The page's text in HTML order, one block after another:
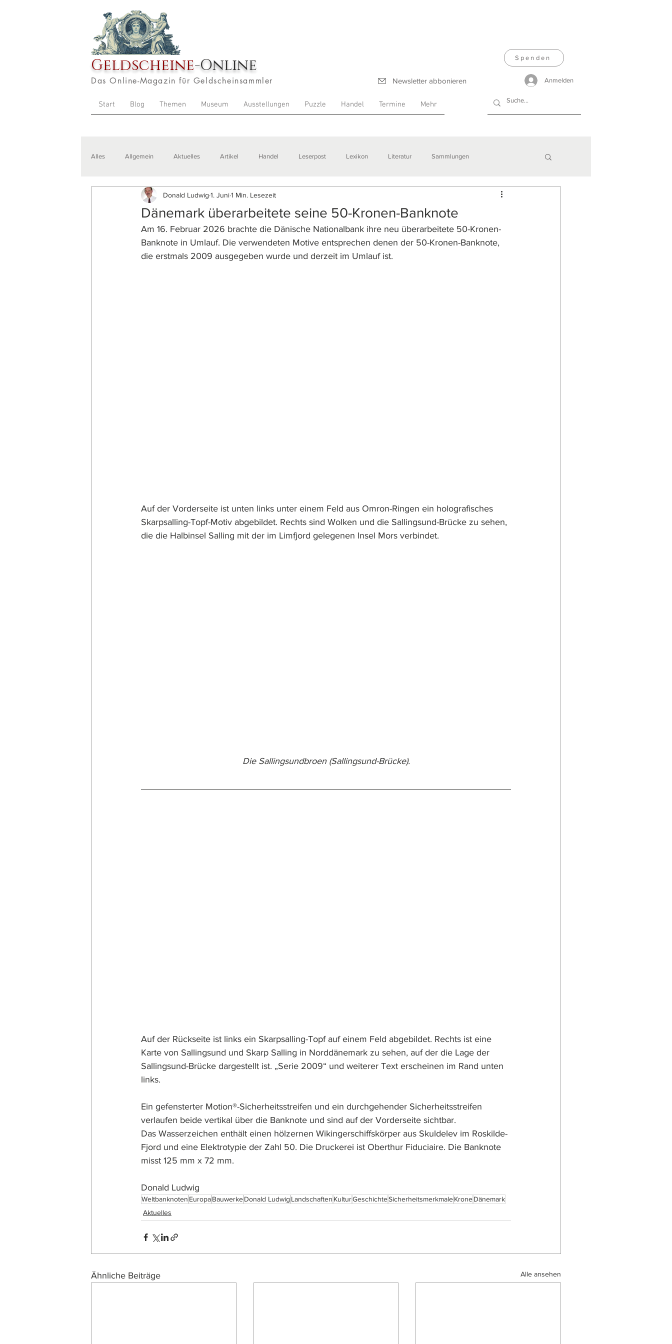
Geldscheine-Online
Das Online-Magazin für Geldscheinsammler Newsletter abbonieren
Start Blog Themen Museum Ausstellungen Puzzle Handel Termine Mehr
Spenden
Anmelden
Alles Allgemein Aktuelles Artikel Handel Leserpost Lexikon Literatur Sammlungen
Veranstaltungen Zitate Ausstellungen
Dänemark überarbeitete seine 50-Kronen-Banknote
Donald Ludwig 1. Juni1 Min. Lesezeit
Am 16. Februar 2026 brachte die Dänische Nationalbank ihre neu überarbeitete 50-Kronen-
Banknote in Umlauf. Die verwendeten Motive entsprechen denen der 50-Kronen-Banknote,
die erstmals 2009 ausgegeben wurde und derzeit im Umlauf ist.
Auf der Vorderseite ist unten links unter einem Feld aus Omron-Ringen ein holografisches
Skarpsalling-Topf-Motiv abgebildet. Rechts sind Wolken und die Sallingsund-Brücke zu sehen,
die die Halbinsel Salling mit der im Limfjord gelegenen Insel Mors verbindet.
Die Sallingsundbroen (Sallingsund-Brücke).
Auf der Rückseite ist links ein Skarpsalling-Topf auf einem Feld abgebildet. Rechts ist eine
Karte von Sallingsund und Skarp Salling in Norddänemark zu sehen, auf der die Lage der
Sallingsund-Brücke dargestellt ist. „Serie 2009“ und weiterer Text erscheinen im Rand unten
links.
Ein gefensterter Motion®-Sicherheitsstreifen und ein durchgehender Sicherheitsstreifen
verlaufen beide vertikal über die Banknote und sind auf der Vorderseite sichtbar.
Das Wasserzeichen enthält einen hölzernen Wikingerschiffskörper aus Skuldelev im Roskilde-
Fjord und eine Elektrotypie der Zahl 50. Die Druckerei ist Oberthur Fiduciaire. Die Banknote
misst 125 mm x 72 mm.
Donald Ludwig
Weltbanknoten EuropaBauwerkeDonald Ludwig Landschaften KulturGeschichteSicherheitsmerkmaleKroneDänemark
Aktuelles
Ähnliche Beiträge Alle ansehen